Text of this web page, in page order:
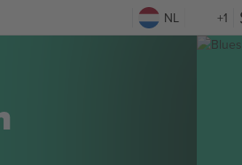
NL +1